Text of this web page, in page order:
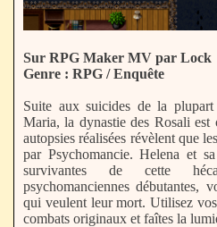
Sur RPG Maker MV par Lock
Genre : RPG / Enquête
Suite aux suicides de la
Maria, la dynastie des Rosali est
autopsies réalisées révèlent que
par Psychomancie. Helena et
survivantes de cette
psychomanciennes débutantes,
qui veulent leur mort. Utilisez
combats originaux et faîtes la